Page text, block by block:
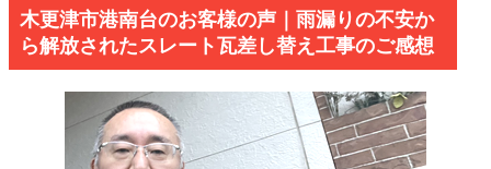
木更津市港南台のお客様の声｜雨漏りの不安か
ら解放されたスレート瓦差し替え工事のご感想